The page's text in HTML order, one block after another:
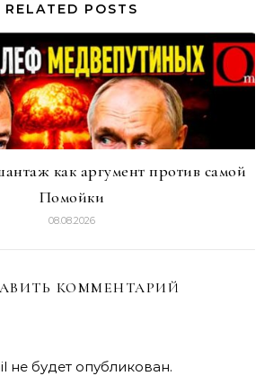
RELATED POSTS
как аргумент против самой
Помойки
08.08.2026
КОММЕНТАРИЙ
не будет опубликован.